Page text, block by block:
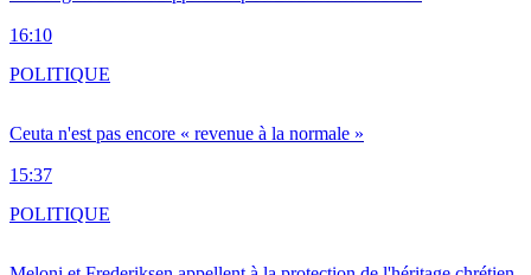
16:10
Ceuta n'est pas encore « revenue à la normale »
15:37
POLITIQUE
POLITIQUE